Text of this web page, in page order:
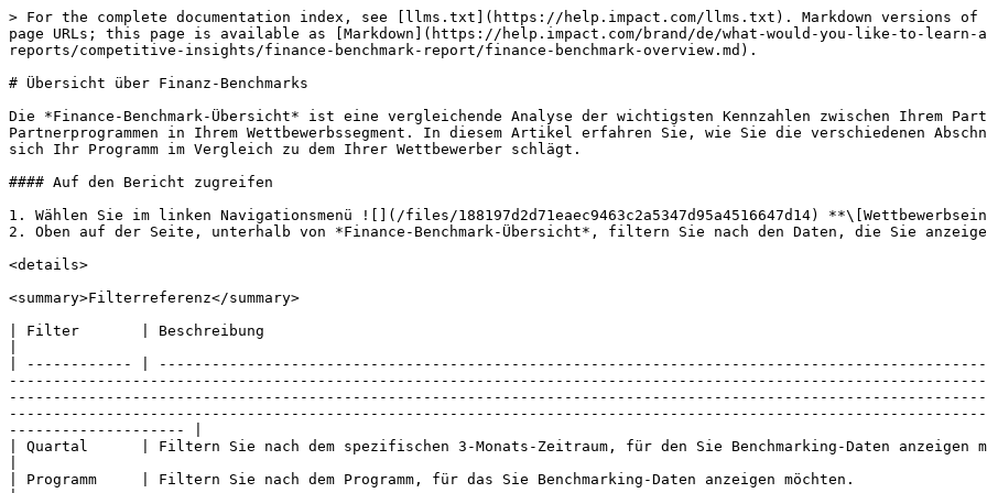
> For the complete documentation index, see [llms.txt](https://help.impact.com/llms.txt). Markdown versions of documentation pages are available by appending `.md` to page URLs; this page is available as [Markdown](https://help.impact.com/brand/de/what-would-you-like-to-learn-about/performance-program/performance-program-reports/competitive-insights/finance-benchmark-report/finance-benchmark-overview.md).

# Übersicht über Finanz-Benchmarks

Die *Finance-Benchmark-Übersicht* ist eine vergleichende Analyse der wichtigsten Kennzahlen zwischen Ihrem Partnerprogramm und der durchschnittlichen Leistung von Partnerprogrammen in Ihrem Wettbewerbssegment. In diesem Artikel erfahren Sie, wie Sie die verschiedenen Abschnitte des Dashboards nutzen, um besser zu verstehen, wie sich Ihr Programm im Vergleich zu dem Ihrer Wettbewerber schlägt.

#### Auf den Bericht zugreifen

1. Wählen Sie im linken Navigationsmenü ![](/files/188197d2d71eaec9463c2a5347d95a4516647d14) **\[Wettbewerbseinblicke]** → **Finance Benchmark → Übersicht**.
2. Oben auf der Seite, unterhalb von *Finance-Benchmark-Übersicht*, filtern Sie nach den Daten, die Sie anzeigen möchten.

<details>

<summary>Filterreferenz</summary>

| Filter       | Beschreibung                                                                                                                                                                                                                                                                                                                                                                                                                                                                                                                                                                                                                                                                                |
| ------------ | ------------------------------------------------------------------------------------------------------------------------------------------------------------------------------------------------------------------------------------------------------------------------------------------------------------------------------------------------------------------------------------------------------------------------------------------------------------------------------------------------------------------------------------------------------------------------------------------------------------------------------------------------------------------------------------------- |
| Quartal      | Filtern Sie nach dem spezifischen 3-Monats-Zeitraum, für den Sie Benchmarking-Daten anzeigen möchten.                                                                                                                                                                                                                                                                                                                                                                                                                                                                                                                                                                                       |
| Programm     | Filtern Sie nach dem Programm, für das Sie Benchmarking-Daten anzeigen möchten.                                                                                                                                                                                                                                                                                                                                                                                                                                                                                                                                                                                                             |
| Region       | Filtern Sie nach dem Bereich, für den Sie Benchmarking-Daten anzeigen möchten.                                                                                                                                                                                                                                                                                                                                                                                                                                                                                                                                                                                                              |
| Branche      | Filtern Sie nach dem Marktsegment, für das Sie Benchmarking-Daten anzeigen möchten.                                                                                                                                                                                                                                                                                                                                                                                                                                                                                                                                                                                                         |
| Funnel-Stufe | <p>Wählen Sie aus, ob Sie die obere oder untere Seite des Funnels anzeigen möchten.</p><p>• <strong>Initiale Aktion</strong> beschränkt die Daten auf Partner, die den potenziellen Kunden in die Conversion-Journey einführen. Zu diesem Zeitpunkt wurde in der Regel noch kein Geld ausgetauscht, und alle dem Partner gewährten Auszahlungen fallen relativ gering aus.</p><p>• <strong>Endaktion</strong> beschränkt die Daten auf Partner, die Ihr gewünschtes Endziel erreichen. Dies beinhaltet den Austausch von Geld, z. B. eingezahlte Mittel auf ein Konto oder die Ausgabe eines Kredits oder einer Kreditkarte. Die Auszahlungen an einen Partner sind in der Regel höher.</p> |

</details>

<details>

<summary>Beispiele für initiale und finale Aktionen</summary>

| Finanzprodukt        | Beispiele für Initialaktionen          | Beispiele für Endaktionen                                 |
| -------------------- | -------------------------------------- | --------------------------------------------------------- |
| Versicherung         | Lead, Angebot                          | Kauf                                                      |
| Kredite              | Antragseinreichung, Antragsgenehmigung | Ausgezahlter Kredit                                       |
| Bankwesen            | Kontoeröffnung, Antragsgenehmigung     | Konto finanziert, Vorgabe erfüllt (z. B. Mindestguthaben) |
| Kreditkarten         | Antragseinreichung, Antragsgenehmigung | Karte ausgegeben                                          |
| Kreditdienstleistung | Lead, Kontoeröffnung                   | Abonnement, Vorgabe erfüllt (z. B. verknüpftes Bankkonto) |
| Investition          | Kontoeröffnung, Antragsgenehmigung     | Konto finanziert, Vorgabe erfüllt (z. B. Mindestguthaben) |
| Krypto               |